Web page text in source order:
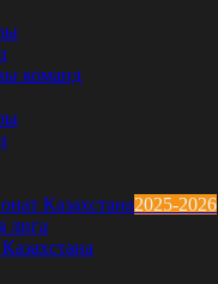
команд
Казахстана2025-2026
лига